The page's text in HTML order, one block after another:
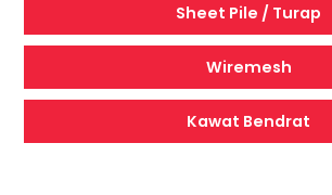
Sheet Pile / Turap
Wiremesh
Kawat Bendrat